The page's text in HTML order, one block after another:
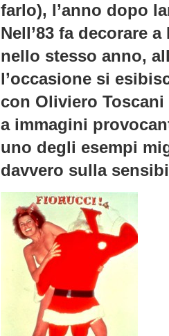
farlo), l’anno dopo
Nell’83 fa decorare
nello stesso anno,
l’occasione si
con Oliviero
a immagini
uno degli esempi
davvero sulla